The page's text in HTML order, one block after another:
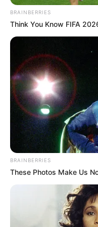
pirotécnica.
Lea aquí: Ciudadano
carro y murió tras
BRAINBERRIES
Think You Know FIFA
BRAINBERRIES
These Photos Make Us